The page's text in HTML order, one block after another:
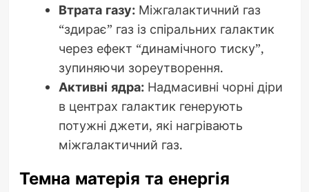
Втрата газу:Міжгалактичний газ
“здирає” газ із спіральних галактик
через ефект “динамічного тиску”,
зупиняючи зореутворення.
Активні ядра:Надмасивні чорні діри
в центрах галактик генерують
потужні джети, які нагрівають
міжгалактичний газ.
Темна матерія та енергія